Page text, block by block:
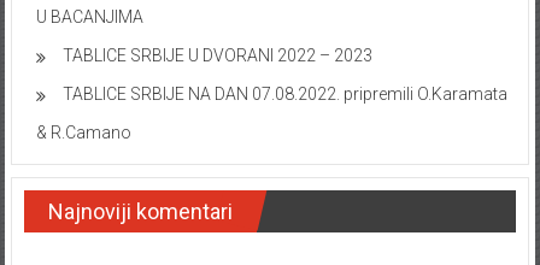
U BACANJIMA
TABLICE SRBIJE U DVORANI 2022 – 2023
TABLICE SRBIJE NA DAN 07.08.2022. pripremili O.Karamata
& R.Camano
Najnoviji komentari